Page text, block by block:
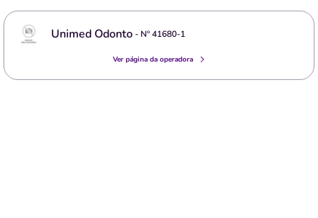
Unimed Odonto- Nº41680-1
Ver página da operadora